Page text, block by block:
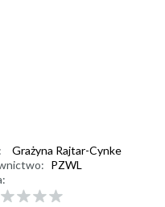
Grażyna Rajtar-Cynke
PZWL